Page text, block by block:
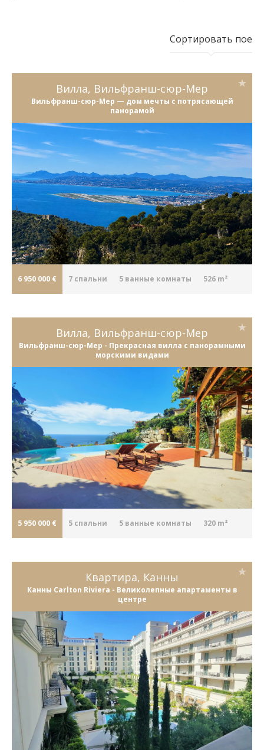
Сортировать пое
Вилла, Вильфранш-сюр-Мер
Вильфранш-сюр-Мер — дом мечты с потрясающей
панорамой
6 950 000 € 7 cпальни 5 ванные комнаты 526 m²
Вилла, Вильфранш-сюр-Мер
Вильфранш-сюр-Мер - Прекрасная вилла с панорамными
морскими видами
5 950 000 € 5 cпальни 5 ванные комнаты 320 m²
Квартира, Канны
Канны Carlton Riviera - Великолепные апартаменты в
центре